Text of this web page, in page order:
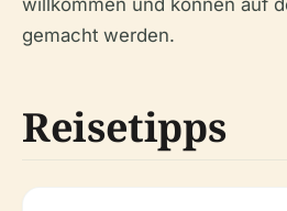
willkommen und können auf
gemacht werden.
Reisetipps